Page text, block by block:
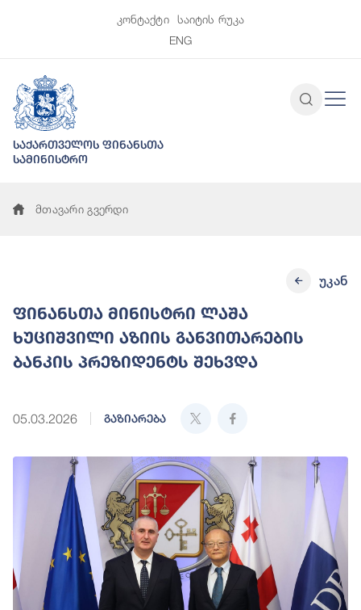
კონტაქტი
საიტის რუკა
ENG
საქართველოს ფინანსთა
სამინისტრო
მთავარი გვერდი
ფინანსთა მინისტრი ლაშა
ხუციშვილი აზიის განვითარების
ბანკის პრეზიდენტს შეხვდა
05.03.2026 გაზიარება
უკან